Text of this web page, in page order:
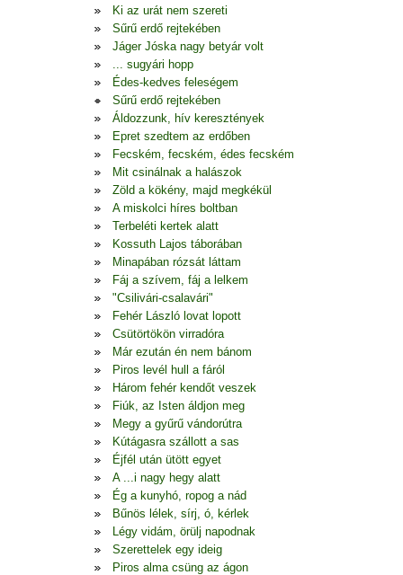
Ki az urát nem szereti
Sűrű erdő rejtekében
Jáger Jóska nagy betyár volt
... sugyári hopp
Édes-kedves feleségem
Sűrű erdő rejtekében
Áldozzunk, hív keresztények
Epret szedtem az erdőben
Fecském, fecském, édes fecském
Mit csinálnak a halászok
Zöld a kökény, majd megkékül
A miskolci híres boltban
Terbeléti kertek alatt
Kossuth Lajos táborában
Minapában rózsát láttam
Fáj a szívem, fáj a lelkem
"Csilivári-csalavári"
Fehér László lovat lopott
Csütörtökön virradóra
Már ezután én nem bánom
Piros levél hull a fáról
Három fehér kendőt veszek
Fiúk, az Isten áldjon meg
Megy a gyűrű vándorútra
Kútágasra szállott a sas
Éjfél után ütött egyet
A ...i nagy hegy alatt
Ég a kunyhó, ropog a nád
Bűnös lélek, sírj, ó, kérlek
Légy vidám, örülj napodnak
Szerettelek egy ideig
Piros alma csüng az ágon